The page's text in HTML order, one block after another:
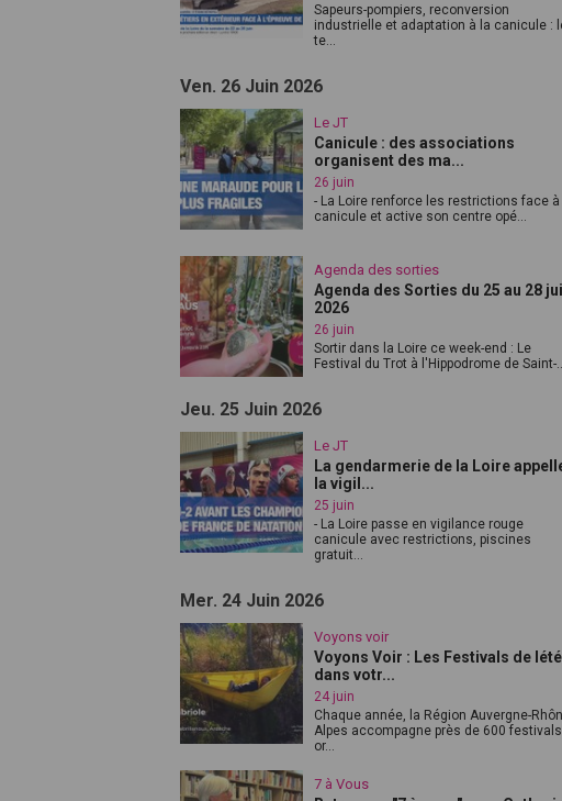
Sapeurs-pompiers, reconversion
industrielle et adaptation à la canicule :
te...
Ven. 26 Juin 2026
Le JT
Canicule : des associations
organisent des ma...
26 juin
- La Loire renforce les restrictions face à
canicule et active son centre opé...
Agenda des sorties
Agenda des Sorties du 25 au 28
2026
26 juin
Sortir dans la Loire ce week-end : Le
Festival du Trot à l'Hippodrome de Saint-
Jeu. 25 Juin 2026
Le JT
La gendarmerie de la Loire
la vigil...
25 juin
- La Loire passe en vigilance rouge
canicule avec restrictions, piscines
gratuit...
Mer. 24 Juin 2026
Voyons voir
Voyons Voir : Les Festivals de lété
dans votr...
24 juin
Chaque année, la Région Auvergne-
Alpes accompagne près de 600 festivals
or...
7 à Vous